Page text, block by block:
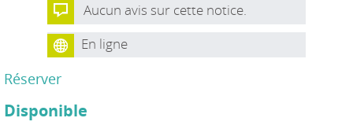
Aucun avis sur cette notice.
En ligne
Réserver
Disponible